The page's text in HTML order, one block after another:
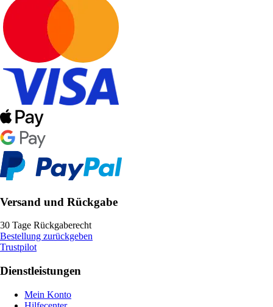
Versand und Rückgabe
30 Tage Rückgaberecht
Bestellung zurückgeben
Trustpilot
Dienstleistungen
Mein Konto